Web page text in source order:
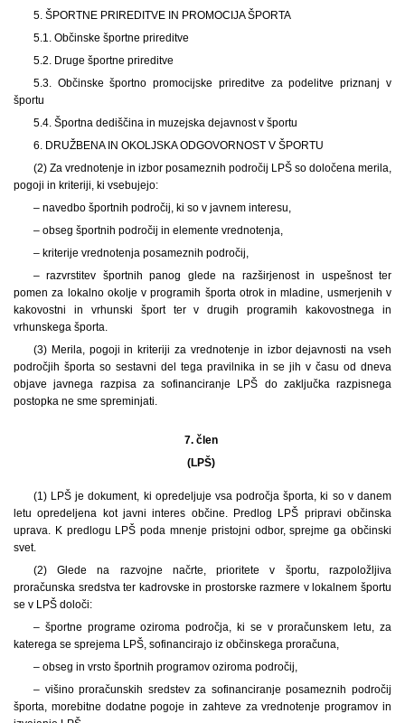
5. ŠPORTNE PRIREDITVE IN PROMOCIJA ŠPORTA
5.1. Občinske športne prireditve
5.2. Druge športne prireditve
5.3. Občinske športno promocijske prireditve za podelitve priznanj v
športu
5.4. Športna dediščina in muzejska dejavnost v športu
6. DRUŽBENA IN OKOLJSKA ODGOVORNOST V ŠPORTU
(2) Za vrednotenje in izbor posameznih področij LPŠ so določena merila,
pogoji in kriteriji, ki vsebujejo:
– navedbo športnih področij, ki so v javnem interesu,
– obseg športnih področij in elemente vrednotenja,
– kriterije vrednotenja posameznih področij,
– razvrstitev športnih panog glede na razširjenost in uspešnost ter
pomen za lokalno okolje v programih športa otrok in mladine, usmerjenih v
kakovostni in vrhunski šport ter v drugih programih kakovostnega in
vrhunskega športa.
(3) Merila, pogoji in kriteriji za vrednotenje in izbor dejavnosti na vseh
področjih športa so sestavni del tega pravilnika in se jih v času od dneva
objave javnega razpisa za sofinanciranje LPŠ do zaključka razpisnega
postopka ne sme spreminjati.
7. člen
(LPŠ)
(1) LPŠ je dokument, ki opredeljuje vsa področja športa, ki so v danem
letu opredeljena kot javni interes občine. Predlog LPŠ pripravi občinska
uprava. K predlogu LPŠ poda mnenje pristojni odbor, sprejme ga občinski
svet.
(2) Glede na razvojne načrte, prioritete v športu, razpoložljiva
proračunska sredstva ter kadrovske in prostorske razmere v lokalnem športu
se v LPŠ določi:
– športne programe oziroma področja, ki se v proračunskem letu, za
katerega se sprejema LPŠ, sofinancirajo iz občinskega proračuna,
– obseg in vrsto športnih programov oziroma področij,
– višino proračunskih sredstev za sofinanciranje posameznih področij
športa, morebitne dodatne pogoje in zahteve za vrednotenje programov in